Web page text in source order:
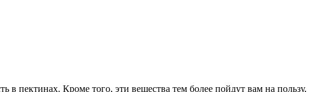
пектинах. Кроме того, эти вещества тем более пойдут вам на пользу,